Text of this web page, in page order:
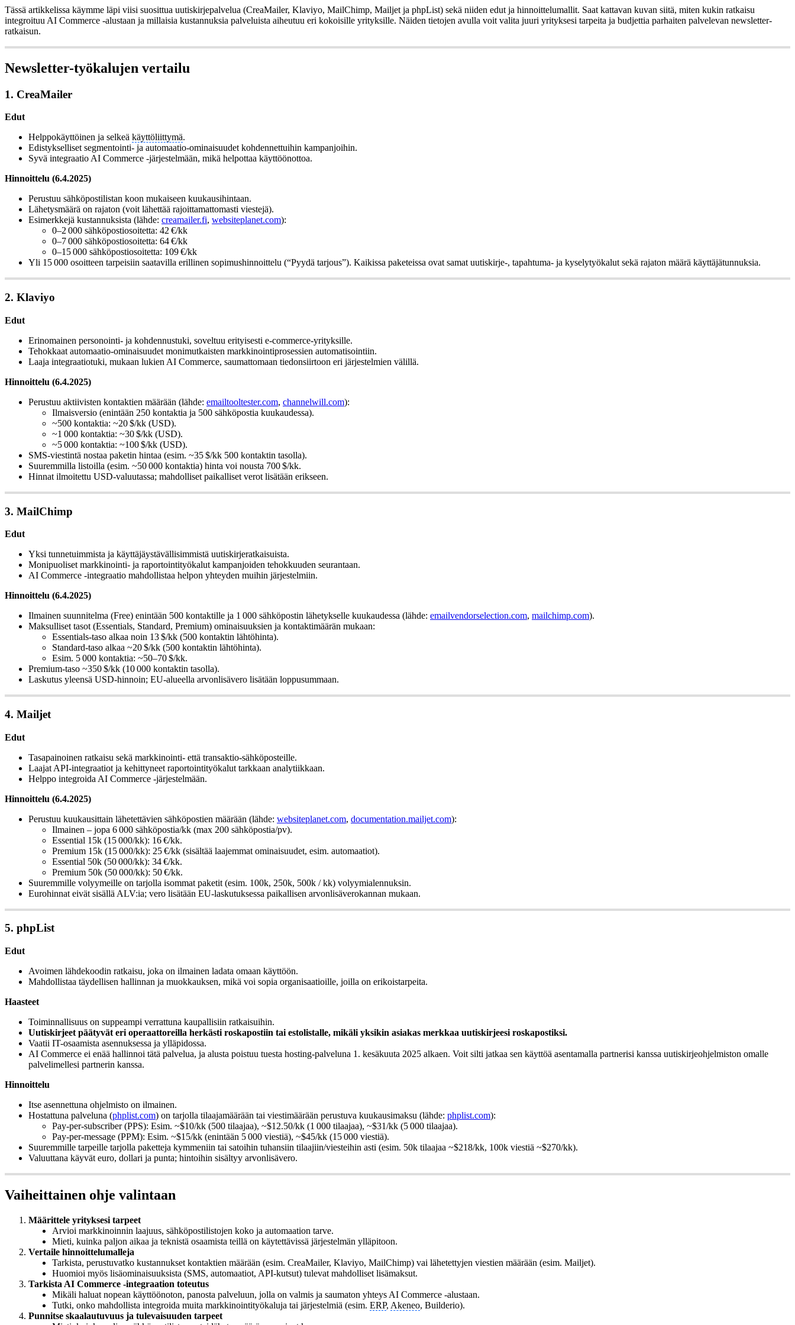
Tässä artikkelissa käymme läpi viisi suosittua uutiskirjepalvelua (CreaMailer, Klaviyo, MailChimp, Mailjet ja phpList) sekä niiden edut ja hinnoittelumallit. Saat kattavan kuvan siitä, miten kukin ratkaisu
integroituu AI Commerce -alustaan ja millaisia kustannuksia palveluista aiheutuu eri kokoisille yrityksille. Näiden tietojen avulla voit valita juuri yrityksesi tarpeita ja budjettia parhaiten palvelevan newsletter-
ratkaisun.
Newsletter-työkalujen vertailu
1. CreaMailer
Edut
Helppokäyttöinen ja selkeä käyttöliittymä.
Edistykselliset segmentointi- ja automaatio-ominaisuudet kohdennettuihin kampanjoihin.
Syvä integraatio AI Commerce -järjestelmään, mikä helpottaa käyttöönottoa.
Hinnoittelu (6.4.2025)
Perustuu sähköpostilistan koon mukaiseen kuukausihintaan.
Lähetysmäärä on rajaton (voit lähettää rajoittamattomasti viestejä).
Esimerkkejä kustannuksista (lähde: creamailer.fi, websiteplanet.com):
0–2 000 sähköpostiosoitetta: 42 €/kk
0–7 000 sähköpostiosoitetta: 64 €/kk
0–15 000 sähköpostiosoitetta: 109 €/kk
Yli 15 000 osoitteen tarpeisiin saatavilla erillinen sopimushinnoittelu (“Pyydä tarjous”). Kaikissa paketeissa ovat samat uutiskirje-, tapahtuma- ja kyselytyökalut sekä rajaton määrä käyttäjätunnuksia.
2. Klaviyo
Edut
Erinomainen personointi- ja kohdennustuki, soveltuu erityisesti e-commerce-yrityksille.
Tehokkaat automaatio-ominaisuudet monimutkaisten markkinointiprosessien automatisointiin.
Laaja integraatiotuki, mukaan lukien AI Commerce, saumattomaan tiedonsiirtoon eri järjestelmien välillä.
Hinnoittelu (6.4.2025)
Perustuu aktiivisten kontaktien määrään (lähde: emailtooltester.com, channelwill.com):
Ilmaisversio (enintään 250 kontaktia ja 500 sähköpostia kuukaudessa).
~500 kontaktia: ~20 $/kk (USD).
~1 000 kontaktia: ~30 $/kk (USD).
~5 000 kontaktia: ~100 $/kk (USD).
SMS-viestintä nostaa paketin hintaa (esim. ~35 $/kk 500 kontaktin tasolla).
Suuremmilla listoilla (esim. ~50 000 kontaktia) hinta voi nousta 700 $/kk.
Hinnat ilmoitettu USD-valuutassa; mahdolliset paikalliset verot lisätään erikseen.
3. MailChimp
Edut
Yksi tunnetuimmista ja käyttäjäystävällisimmistä uutiskirjeratkaisuista.
Monipuoliset markkinointi- ja raportointityökalut kampanjoiden tehokkuuden seurantaan.
AI Commerce -integraatio mahdollistaa helpon yhteyden muihin järjestelmiin.
Hinnoittelu (6.4.2025)
Ilmainen suunnitelma (Free) enintään 500 kontaktille ja 1 000 sähköpostin lähetykselle kuukaudessa (lähde: emailvendorselection.com, mailchimp.com).
Maksulliset tasot (Essentials, Standard, Premium) ominaisuuksien ja kontaktimäärän mukaan:
Essentials-taso alkaa noin 13 $/kk (500 kontaktin lähtöhinta).
Standard-taso alkaa ~20 $/kk (500 kontaktin lähtöhinta).
Esim. 5 000 kontaktia: ~50–70 $/kk.
Premium-taso ~350 $/kk (10 000 kontaktin tasolla).
Laskutus yleensä USD-hinnoin; EU-alueella arvonlisävero lisätään loppusummaan.
4. Mailjet
Edut
Tasapainoinen ratkaisu sekä markkinointi- että transaktio-sähköposteille.
Laajat API-integraatiot ja kehittyneet raportointityökalut tarkkaan analytiikkaan.
Helppo integroida AI Commerce -järjestelmään.
Hinnoittelu (6.4.2025)
Perustuu kuukausittain lähetettävien sähköpostien määrään (lähde: websiteplanet.com, documentation.mailjet.com):
Ilmainen – jopa 6 000 sähköpostia/kk (max 200 sähköpostia/pv).
Essential 15k (15 000/kk): 16 €/kk.
Premium 15k (15 000/kk): 25 €/kk (sisältää laajemmat ominaisuudet, esim. automaatiot).
Essential 50k (50 000/kk): 34 €/kk.
Premium 50k (50 000/kk): 50 €/kk.
Suuremmille volyymeille on tarjolla isommat paketit (esim. 100k, 250k, 500k / kk) volyymialennuksin.
Eurohinnat eivät sisällä ALV:ia; vero lisätään EU-laskutuksessa paikallisen arvonlisäverokannan mukaan.
5. phpList
Edut
Avoimen lähdekoodin ratkaisu, joka on ilmainen ladata omaan käyttöön.
Mahdollistaa täydellisen hallinnan ja muokkauksen, mikä voi sopia organisaatioille, joilla on erikoistarpeita.
Haasteet
Toiminnallisuus on suppeampi verrattuna kaupallisiin ratkaisuihin.
Uutiskirjeet päätyvät eri operaattoreilla herkästi roskapostiin tai estolistalle, mikäli yksikin asiakas merkkaa uutiskirjeesi roskapostiksi.
Vaatii IT-osaamista asennuksessa ja ylläpidossa.
AI Commerce ei enää hallinnoi tätä palvelua, ja alusta poistuu tuesta hosting-palveluna 1. kesäkuuta 2025 alkaen. Voit silti jatkaa sen käyttöä asentamalla partnerisi kanssa uutiskirjeohjelmiston omalle
palvelimellesi partnerin kanssa.
Hinnoittelu
Itse asennettuna ohjelmisto on ilmainen.
Hostattuna palveluna (phplist.com) on tarjolla tilaajamäärään tai viestimäärään perustuva kuukausimaksu (lähde: phplist.com):
Pay-per-subscriber (PPS): Esim. ~$10/kk (500 tilaajaa), ~$12.50/kk (1 000 tilaajaa), ~$31/kk (5 000 tilaajaa).
Pay-per-message (PPM): Esim. ~$15/kk (enintään 5 000 viestiä), ~$45/kk (15 000 viestiä).
Suuremmille tarpeille tarjolla paketteja kymmeniin tai satoihin tuhansiin tilaajiin/viesteihin asti (esim. 50k tilaajaa ~$218/kk, 100k viestiä ~$270/kk).
Valuuttana käyvät euro, dollari ja punta; hintoihin sisältyy arvonlisävero.
Vaiheittainen ohje valintaan
Määrittele yrityksesi tarpeet
Arvioi markkinoinnin laajuus, sähköpostilistojen koko ja automaation tarve.
Mieti, kuinka paljon aikaa ja teknistä osaamista teillä on käytettävissä järjestelmän ylläpitoon.
Vertaile hinnoittelumalleja
Tarkista, perustuvatko kustannukset kontaktien määrään (esim. CreaMailer, Klaviyo, MailChimp) vai lähetettyjen viestien määrään (esim. Mailjet).
Huomioi myös lisäominaisuuksista (SMS, automaatiot, API-kutsut) tulevat mahdolliset lisämaksut.
Tarkista AI Commerce -integraation toteutus
Mikäli haluat nopean käyttöönoton, panosta palveluun, jolla on valmis ja saumaton yhteys AI Commerce -alustaan.
Tutki, onko mahdollista integroida muita markkinointityökaluja tai järjestelmiä (esim. ERP, Akeneo, Builderio).
Punnitse skaalautuvuus ja tulevaisuuden tarpeet